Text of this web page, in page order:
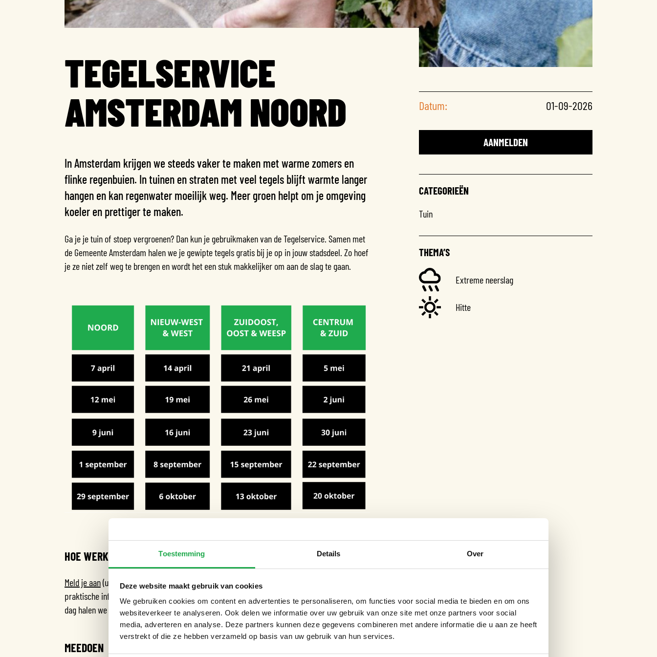
Toestemming Details Over
Deze website maakt gebruik van cookies
We gebruiken cookies om content en advertenties te personaliseren, om functies voor social media te bieden en om ons
websiteverkeer te analyseren. Ook delen we informatie over uw gebruik van onze site met onze partners voor social
media, adverteren en analyse. Deze partners kunnen deze gegevens combineren met andere informatie die u aan ze heeft
verstrekt of die ze hebben verzameld op basis van uw gebruik van hun services.
TEGELSERVICE
AMSTERDAM NOORD
In Amsterdam krijgen we steeds vaker te maken met warme zomers en
flinke regenbuien. In tuinen en straten met veel tegels blijft warmte langer
hangen en kan regenwater moeilijk weg. Meer groen helpt om je omgeving
koeler en prettiger te maken.
Ga je je tuin of stoep vergroenen? Dan kun je gebruikmaken van de Tegelservice. Samen met
de Gemeente Amsterdam halen we je gewipte tegels gratis bij je op in jouw stadsdeel. Zo hoef
je ze niet zelf weg te brengen en wordt het een stuk makkelijker om aan de slag te gaan.
HOE WERKT HET?
Meld je aan(uiterlijk om 16:00 uur de zondag voor de ophaaldag). Daarna ontvang je
praktische informatie over waar en wanneer je de tegels kunt neerleggen. Op de afgesproken
dag halen we ze op.
MEEDOEN
Datum: 01-09-2026
AANMELDEN
CATEGORIEËN
Tuin
THEMA’S
Extreme neerslag
Hitte